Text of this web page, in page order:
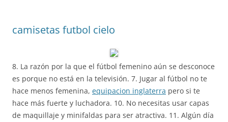
camisetas futbol cielo
8. La razón por la que el fútbol femenino aún se desconoce
es porque no está en la televisión. 7. Jugar al fútbol no te
hace menos femenina, equipacion inglaterra pero si te
hace más fuerte y luchadora. 10. No necesitas usar capas
de maquillaje y minifaldas para ser atractiva. 11. Algún día